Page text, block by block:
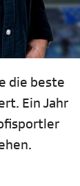
die beste
Ein Jahr